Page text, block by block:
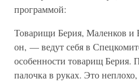
программой:
Товарищи Берия, Маленков и
он, — ведут себя в
особенности товарищ Берия.
палочка в руках. Это